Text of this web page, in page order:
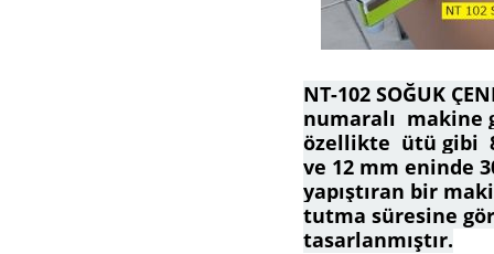
NT-102 SOĞUK
numaralı makine
özellikte ütü gibi
ve 12 mm eninde
yapıştıran bir
tutma süresine
tasarlanmıştır.